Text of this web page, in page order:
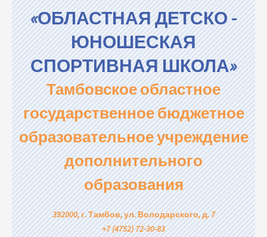
«ОБЛАСТНАЯ ДЕТСКО -
ЮНОШЕСКАЯ
СПОРТИВНАЯ ШКОЛА»
Тамбовское областное
государственное бюджетное
образовательное учреждение
дополнительного
образования
392000, г. Тамбов, ул. Володарского, д. 7
+7 (4752) 72-30-83